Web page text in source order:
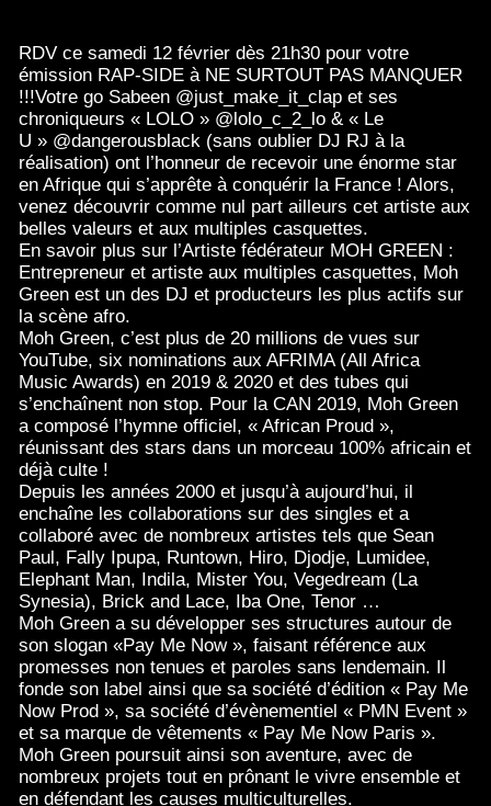
RDV ce samedi 12 février dès 21h30 pour votre
émission RAP-SIDE à NE SURTOUT PAS MANQUER
!!!Votre go Sabeen @just_make_it_clap et ses
chroniqueurs « LOLO » @lolo_c_2_lo & « Le
U » @dangerousblack (sans oublier DJ RJ à la
réalisation) ont l’honneur de recevoir une énorme star
en Afrique qui s’apprête à conquérir la France ! Alors,
venez découvrir comme nul part ailleurs cet artiste aux
belles valeurs et aux multiples casquettes.
En savoir plus sur l’Artiste fédérateur MOH GREEN :
Entrepreneur et artiste aux multiples casquettes, Moh
Green est un des DJ et producteurs les plus actifs sur
la scène afro.
Moh Green, c’est plus de 20 millions de vues sur
YouTube, six nominations aux AFRIMA (All Africa
Music Awards) en 2019 & 2020 et des tubes qui
s’enchaînent non stop. Pour la CAN 2019, Moh Green
a composé l’hymne officiel, « African Proud »,
réunissant des stars dans un morceau 100% africain et
déjà culte !
Depuis les années 2000 et jusqu’à aujourd’hui, il
enchaîne les collaborations sur des singles et a
collaboré avec de nombreux artistes tels que Sean
Paul, Fally Ipupa, Runtown, Hiro, Djodje, Lumidee,
Elephant Man, Indila, Mister You, Vegedream (La
Synesia), Brick and Lace, Iba One, Tenor …
Moh Green a su développer ses structures autour de
son slogan «Pay Me Now », faisant référence aux
promesses non tenues et paroles sans lendemain. Il
fonde son label ainsi que sa société d’édition « Pay Me
Now Prod », sa société d’évènementiel « PMN Event »
et sa marque de vêtements « Pay Me Now Paris ».
Moh Green poursuit ainsi son aventure, avec de
nombreux projets tout en prônant le vivre ensemble et
en défendant les causes multiculturelles.